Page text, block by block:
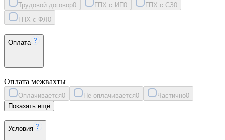
Трудовой договор0 ГПХ с ИП0 ГПХ с СЗ0
ГПХ с ФЛ 0
Оплата
Оплата межвахты
Оплачивается0 Не оплачивается0 Частично0
Показать ещё
Условия